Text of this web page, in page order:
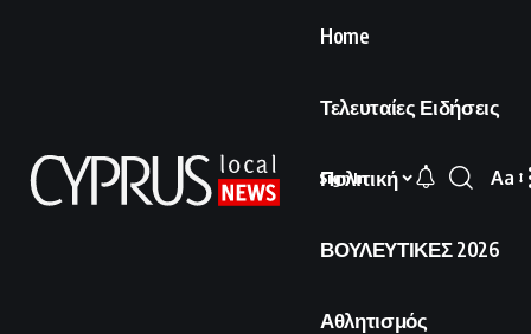
Home
Τελευταίες Ειδήσεις
Πολιτική
ΒΟΥΛΕΥΤΙΚΕΣ 2026
Αθλητισμός
Sign In
Font
Aa